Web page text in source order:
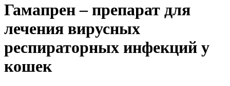
Гамапрен – препарат для
лечения вирусных
респираторных инфекций у
кошек